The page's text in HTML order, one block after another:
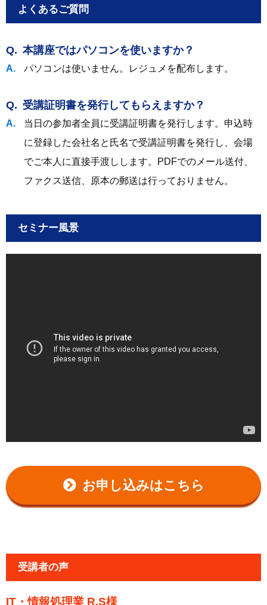
よくあるご質問
本講座ではパソコンを使いますか？
パソコンは使いません。レジュメを配布します。
受講証明書を発行してもらえますか？
当日の参加者全員に受講証明書を発行します。申込時
に登録した会社名と氏名で受講証明書を発行し、会場
でご本人に直接手渡しします。PDFでのメール送付、
ファクス送信、原本の郵送は行っておりません。
セミナー風景
お申し込みはこちら
受講者の声
IT・情報処理業 R.S様